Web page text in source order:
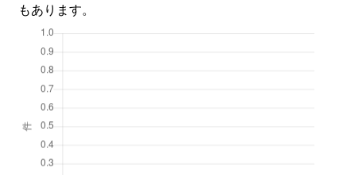
もあります。